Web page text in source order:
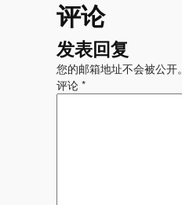
评论
发表回复
您的邮箱地址不会被公开。
评论 *